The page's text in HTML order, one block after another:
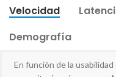
Velocidad
Demografía
En función de la